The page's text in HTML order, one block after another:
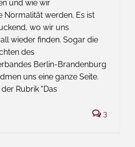
und wie wir
Normalität werden. Es ist
wo wir uns
wieder finden. Sogar die
des
Berlin-Brandenburg
uns eine ganze Seite.
Rubrik "Das
3